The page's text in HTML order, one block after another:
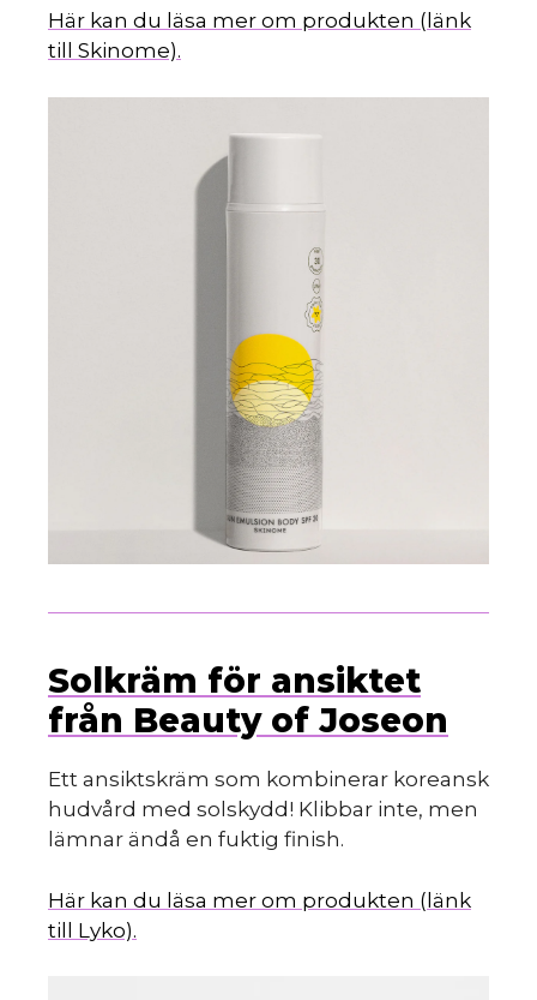
Här kan du läsa mer om produkten (länk
till Skinome).
Solkräm för ansiktet
från Beauty of Joseon
Ett ansiktskräm som kombinerar koreansk
hudvård med solskydd! Klibbar inte, men
lämnar ändå en fuktig finish.
Här kan du läsa mer om produkten (länk
till Lyko).